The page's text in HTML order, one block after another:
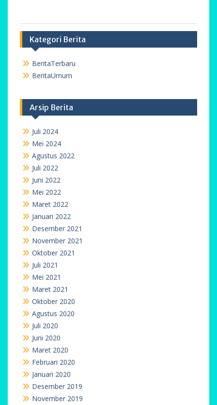
Kategori Berita
BeritaTerbaru
BeritaUmum
Arsip Berita
Juli 2024
Mei 2024
Agustus 2022
Juli 2022
Juni 2022
Mei 2022
Maret 2022
Januari 2022
Desember 2021
November 2021
Oktober 2021
Juli 2021
Mei 2021
Maret 2021
Oktober 2020
Agustus 2020
Juli 2020
Juni 2020
Maret 2020
Februari 2020
Januari 2020
Desember 2019
November 2019